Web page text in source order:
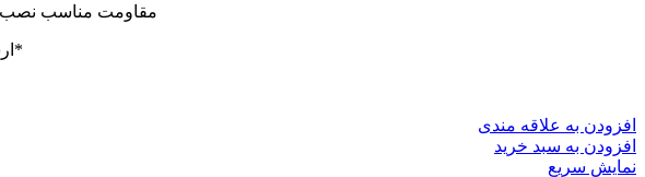
مقاومت مناسب نصب
افزودن به علاقه مندی
افزودن به سبد خرید
نمایش سریع